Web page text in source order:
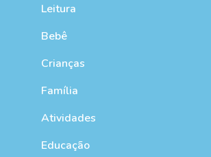
Leitura
Bebê
Crianças
Família
Atividades
Educação